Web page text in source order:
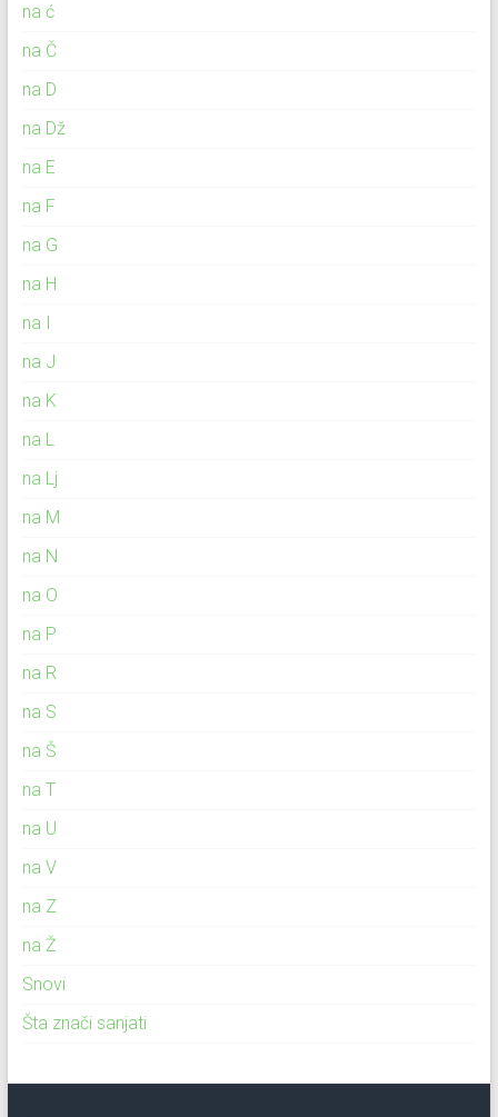
na ć
na Č
na D
na Dž
na E
na F
na G
na H
na I
na J
na K
na L
na Lj
na M
na N
na O
na P
na R
na S
na Š
na T
na U
na V
na Z
na Ž
Snovi
Šta znači sanjati